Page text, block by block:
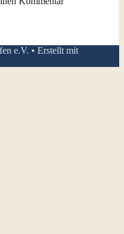
e.V. • Erstellt mit